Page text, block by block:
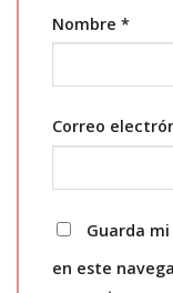
Nombre *
Correo
Guarda
en este